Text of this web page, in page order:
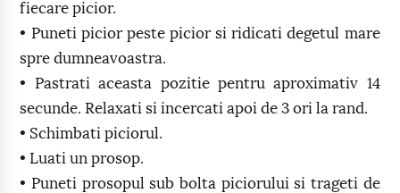
fiecare picior.
• Puneti picior peste picior si ridicati degetul mare
spre dumneavoastra.
• Pastrati aceasta pozitie pentru aproximativ 14
secunde. Relaxati si incercati apoi de 3 ori la rand.
• Schimbati piciorul.
• Luati un prosop.
• Puneti prosopul sub bolta piciorului si trageti de